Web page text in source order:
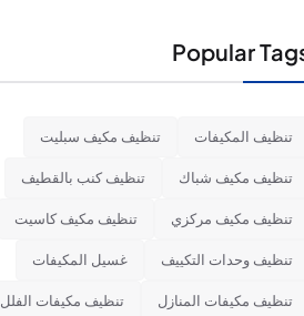
Popular
تنظيف المكيفات تنظيف مكيف سبليت
تنظيف مكيف شباك تنظيف كنب بالقطيف
تنظيف مكيف مركزي تنظيف مكيف كاسيت
تنظيف وحدات التكييف غسيل المكيفات
تنظيف مكيفات المنازل تنظيف مكيفات الفلل